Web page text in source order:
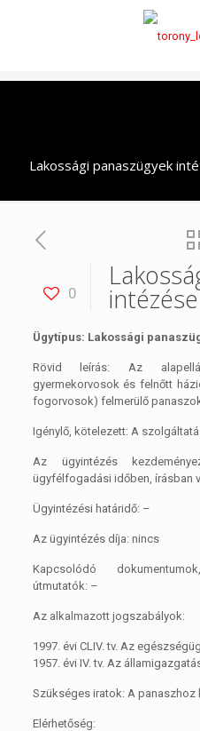
Lakossági panaszügyek
0 intézése
Ügytípus: Lakossági
Rövid leírás: Az
gyermekorvosok és felnőtt
fogorvosok) felmerülő
Igénylő, kötelezett: A
Az ügyintézés
ügyfélfogadási időben, írásban
Ügyintézési határidő: –
Az ügyintézés díja: nincs
Kapcsolódó
útmutatók: –
Az alkalmazott jogszabályok:
1997. évi CLIV. tv. Az
1957. évi IV. tv. Az
Szükséges iratok: A
Elérhetőség: